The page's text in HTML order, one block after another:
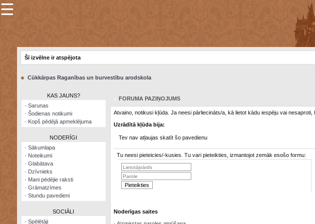
×
Šodienas
Visatcera
almanahs
☰
Šī izvēlne ir atspējota
● Cūkkārpas Raganības un burvestību arodskola
KAS JAUNS?
· Sarunas
· Šodienas notikumi
· Kopš pēdējā apmeklējuma
NODERĪGI
· Sākumlapa
· Noteikumi
· Glabātava
· Dzīvnieks
· Mani pēdējie raksti
· Grāmatzīmes
· Stundu pavedieni
SOCIĀLI
· Spēlētāji
FORUMA PAZIŅOJUMS
Atvaino, notikusi kļūda. Ja neesi pārliecināts/a, kā lietot kādu iespēju vai
Uzrādītā kļūda bija:
Tev nav atļaujas skatīt šo pavedienu
Tu neesi pieteicies/-kusies. Tu vari pieteikties, izmantojot zemāk esošo formu:
Noderīgas saites